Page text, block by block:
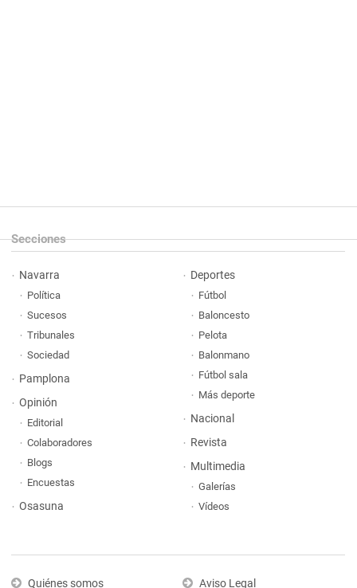
Secciones
Navarra
Política
Sucesos
Tribunales
Sociedad
Pamplona
Opinión
Editorial
Colaboradores
Blogs
Encuestas
Osasuna
Deportes
Fútbol
Baloncesto
Pelota
Balonmano
Fútbol sala
Más deporte
Nacional
Revista
Multimedia
Galerías
Vídeos
Quiénes somos Aviso Legal